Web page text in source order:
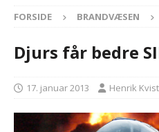
FORSIDE BRANDVÆSEN
Djurs får bedre
17. januar 2013 Henrik